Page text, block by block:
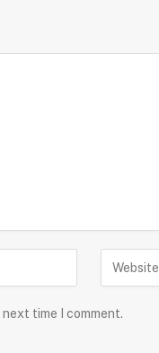
time I comment.